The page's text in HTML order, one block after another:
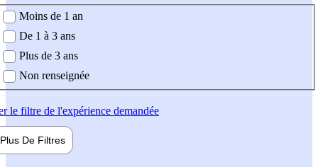
demandée
Moins de 1 an
De 1 à 3 ans
Plus de 3 ans
Non renseignée
le filtre de l'expérience demandée
Plus De Filtres